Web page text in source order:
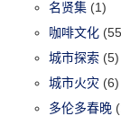
名贤集 (1)
咖啡文化
城市探索 (5)
城市火灾 (6)
多伦多春晚